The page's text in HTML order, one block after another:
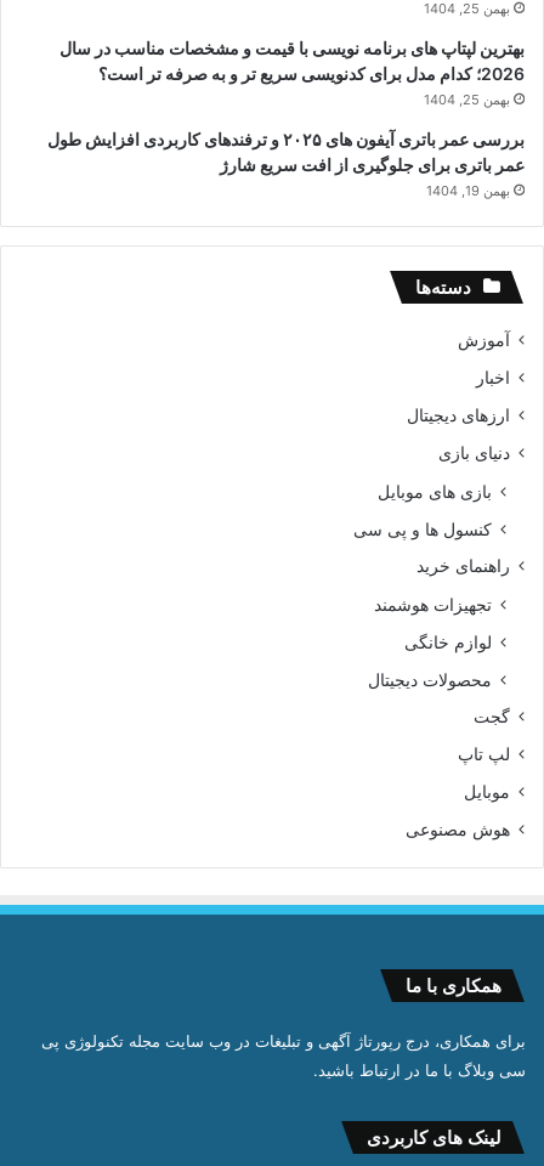
بهمن 25, 1404
بهترین لپتاپ های برنامه نویسی با قیمت و مشخصات مناسب در سال
2026؛ کدام مدل برای کدنویسی سریع تر و به صرفه تر است؟
بهمن 25, 1404
بررسی عمر باتری آیفون های ۲۰۲۵ و ترفندهای کاربردی افزایش طول
عمر باتری برای جلوگیری از افت سریع شارژ
بهمن 19, 1404
دسته‌ها
آموزش
اخبار
ارزهای دیجیتال
دنیای بازی
بازی های موبایل
کنسول ها و پی سی
راهنمای خرید
تجهیزات هوشمند
لوازم خانگی
محصولات دیجیتال
گجت
لپ تاپ
موبایل
هوش مصنوعی
همکاری با ما
برای همکاری، درج رپورتاژ آگهی و تبلیغات در وب سایت مجله تکنولوژی پی
سی وبلاگ با ما در ارتباط باشید.
لینک های کاربردی